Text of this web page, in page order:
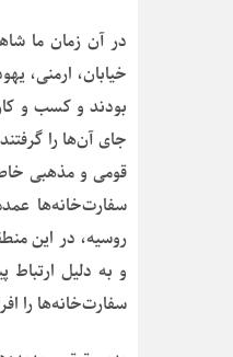
در آن زمان ما
خیابان، ارمنی،
بودند و کسب و
جای آن‌ها را
قومی و مذهبی
سفارت‌خانه‌ها
روسیه، در این
و به دلیل
سفارت‌خانه‌ها را